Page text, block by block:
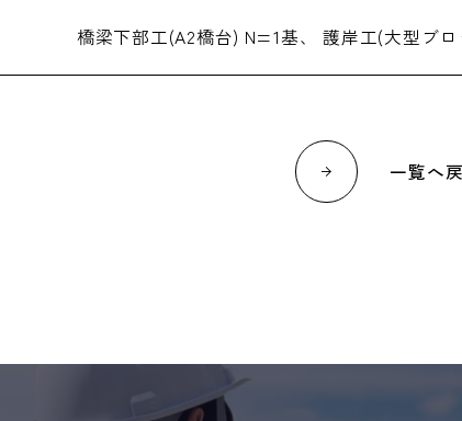
橋梁下部工(A2橋台) N=1基、 護岸工(大型ブ
一覧へ